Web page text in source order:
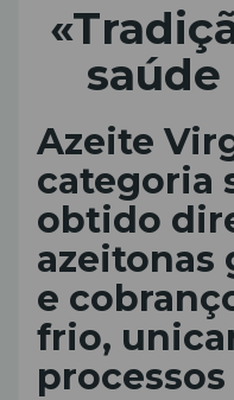
saúde
Azeite
categoria
obtido
azeitonas
e
frio,